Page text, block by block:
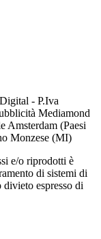
- P.Iva
Mediamond
Amsterdam (Paesi
Monzese (MI)
e/o riprodotti è
di sistemi di
espresso di